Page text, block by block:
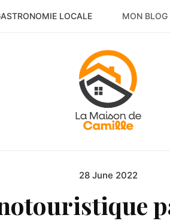
LOCALE MON BLOG
Posted
28 June 2022